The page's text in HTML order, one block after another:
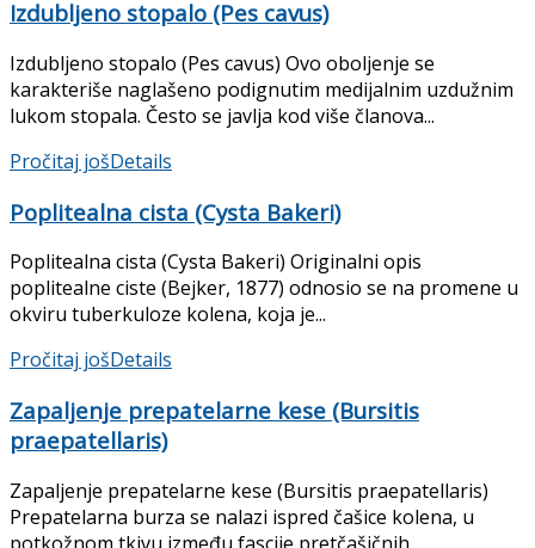
Izdubljeno stopalo (Pes cavus)
Izdubljeno stopalo (Pes cavus) Ovo oboljenje se
karakteriše naglašeno podignutim medijalnim uzdužnim
lukom stopala. Često se javlja kod više članova...
Pročitaj jošDetails
Poplitealna cista (Cysta Bakeri)
Poplitealna cista (Cysta Bakeri) Originalni opis
poplitealne ciste (Bejker, 1877) odnosio se na promene u
okviru tuberkuloze kolena, koja je...
Pročitaj jošDetails
Zapaljenje prepatelarne kese (Bursitis
praepatellaris)
Zapaljenje prepatelarne kese (Bursitis praepatellaris)
Prepatelarna burza se nalazi ispred čašice kolena, u